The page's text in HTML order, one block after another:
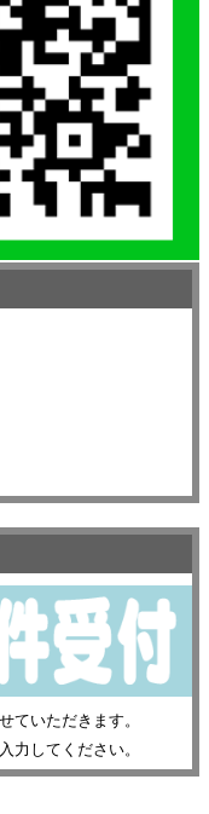
ていただきます。
力してください。